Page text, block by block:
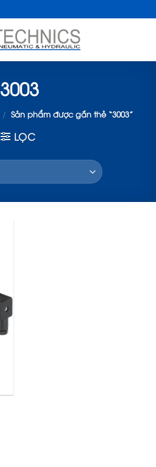
3003
/ Sản phẩm được gắn thẻ “3003”
LỌC